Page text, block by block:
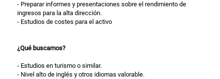
- Preparar informes y presentaciones sobre el rendimiento de
ingresos para la alta dirección.
- Estudios de costes para el activo
¿Qué buscamos?
- Estudios en turismo o similar.
- Nivel alto de inglés y otros idiomas valorable.